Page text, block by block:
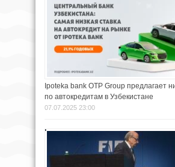
Ipoteka bank OTP Group предлагает
по автокредитам в Узбекистане
07.07.2025 23:00